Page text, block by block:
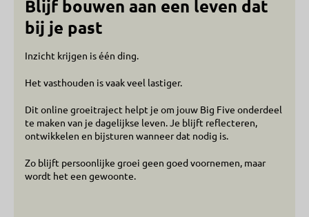
Blijf bouwen aan een leven dat
bij je past
Inzicht krijgen is één ding.
Het vasthouden is vaak veel lastiger.
Dit online groeitraject helpt je om jouw Big Five onderdeel
te maken van je dagelijkse leven. Je blijft reflecteren,
ontwikkelen en bijsturen wanneer dat nodig is.
Zo blijft persoonlijke groei geen goed voornemen, maar
wordt het een gewoonte.